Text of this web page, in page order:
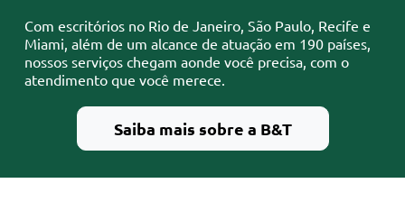
Com escritórios no Rio de Janeiro, São Paulo, Recife e
Miami, além de um alcance de atuação em 190 países,
nossos serviços chegam aonde você precisa, com o
atendimento que você merece.
Saiba mais sobre a B&T